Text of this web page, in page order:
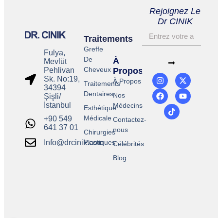
Fulya,
Mevlüt
Pehlivan
Sk. No:19,
34394
Şişli/
İstanbul
+90 549
641 37 01
Info@drcinik.com
À
Propos
À Propos
Nos
Médecins
Contactez-
nous
Célébrités
Blog
Traitements
Greffe
De
Cheveux
Traitements
Dentaires
Esthétique
Médicale
Chirurgies
Plastiques
Rejoignez Le
Dr CINIK